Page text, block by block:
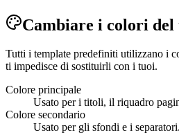
Cambiare i colori del
Tutti i template predefiniti utilizzano i
ti impedisce di sostituirli con i tuoi.
Colore principale
Usato per i titoli, il riquadro
Colore secondario
Usato per gli sfondi e i separatori.